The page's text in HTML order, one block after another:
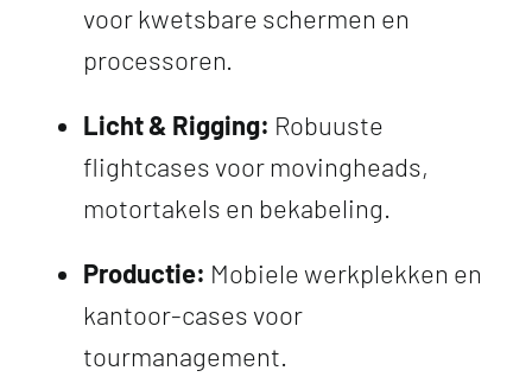
voor kwetsbare schermen en
processoren.
Licht & Rigging: Robuuste
flightcases voor movingheads,
motortakels en bekabeling.
Productie: Mobiele werkplekken en
kantoor-cases voor
tourmanagement.